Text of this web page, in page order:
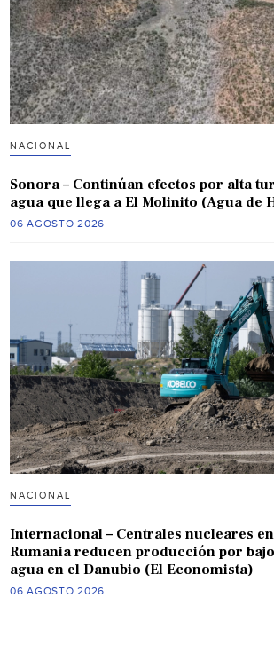
NACIONAL
Sonora – Continúan efectos por alta
agua que llega a El Molinito (Agua de
06 AGOSTO 2026
NACIONAL
Internacional – Centrales nucleares
Rumania reducen producción por
agua en el Danubio (El Economista)
06 AGOSTO 2026